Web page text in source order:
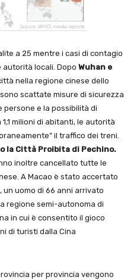
a 25 mentre i casi di contagio
autorità locali. Dopo Wuhan e
nella regione cinese dello
scattate misure di sicurezza
e la possibilità di
milioni di abitanti, le autorità
il traffico dei treni.
la Città Proibita di Pechino.
inoltre cancellato tutte le
A Macao è stato accertato
uomo di 66 anni arrivato
regione semi-autonoma di
in cui è consentito il gioco
di turisti dalla Cina
per provincia vengono